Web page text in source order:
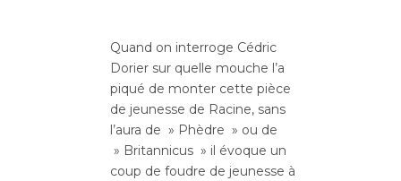
Quand on interroge Cédric
Dorier sur quelle mouche l’a
piqué de monter cette pièce
de jeunesse de Racine, sans
l’aura de » Phèdre » ou de
» Britannicus » il évoque un
coup de foudre de jeunesse à